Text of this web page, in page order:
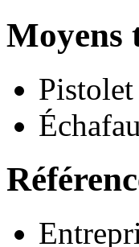
Moyens